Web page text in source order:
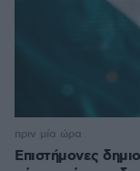
Επιστήμονες
πριν μία ώρα